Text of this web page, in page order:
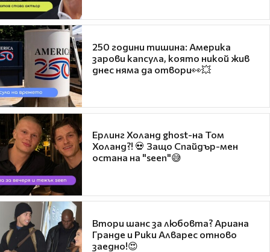
250 години тишина: Америка
зарови капсула, която никой жив
днес няма да отвори👀💥
Ерлинг Холанд ghost-на Том
Холанд?! 💀 Защо Спайдър-мен
остана на "seen"😅
Втори шанс за любовта? Ариана
Гранде и Рики Алварес отново
заедно!😍